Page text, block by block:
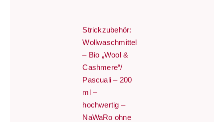
Strickzubehör:
Wollwaschmittel
– Bio „Wool &
Cashmere“/
Pascuali – 200
ml –
hochwertig –
NaWaRo ohne